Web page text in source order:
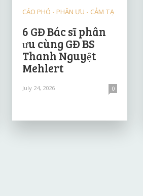
CÁO PHÓ - PHÂN ƯU - CẢM TẠ
6 GĐ Bác sĩ phân
ưu cùng GĐ BS
Thanh Nguyệt
Mehlert
July 24, 2026 0